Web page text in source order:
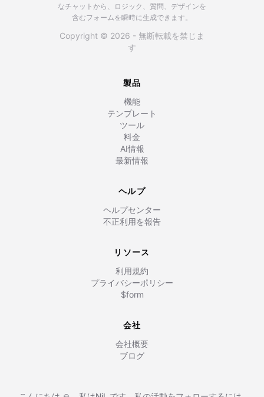
なチャットから、ロジック、質問、デザインを
含むフォームを瞬時に生成できます。
Copyright © 2026 - 無断転載を禁じま
す
製品
機能
テンプレート
ツール
料金
AI情報
最新情報
ヘルプ
ヘルプセンター
不正利用を報告
リソース
利用規約
プライバシーポリシー
$form
会社
会社概要
ブログ